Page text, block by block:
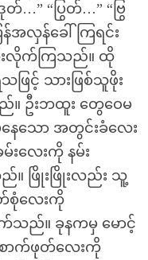
တ်…” “ပြွတ်…” “ဗြွ
လှန်ခေါ်ကြရင်း
လိုက်ကြသည်။ ထို
ြင့် သားဖြစ်သူဖိုး
။ ဦးဘထူး တွေဝေမ
နေသော အတွင်းခံလေး
းလေးကို နမ်း
ဖြိုးဖြိုးလည်း သူ့
စုံလေးကို
က်သည်။ ခုနကမှ မောင့်
ောက်ဖုတ်လေးကို